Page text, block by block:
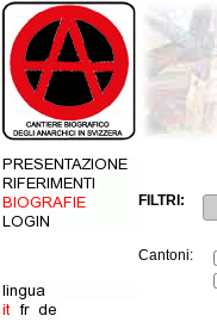
FILTRI:
Cantoni: